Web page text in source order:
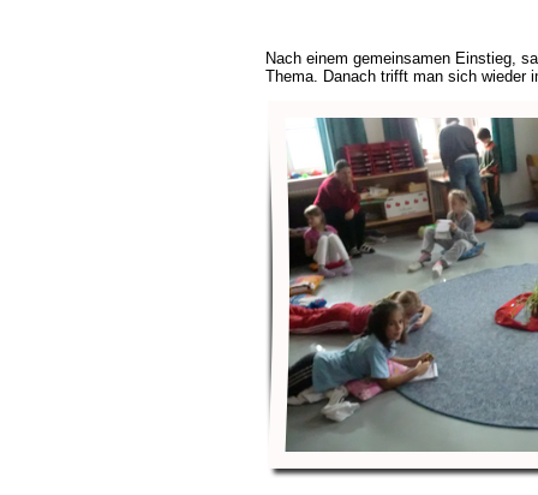
Nach einem gemeinsamen Einstieg,
Thema. Danach trifft man sich wieder